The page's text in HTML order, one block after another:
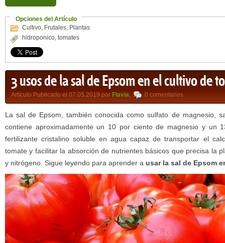
Opciones del Artículo
Cultivo, Frutales, Plantas
hidroponico, tomates
3 usos de la sal de Epsom en el cultivo de
Artículo Publicado el 07.05.2019 por Flavia, 0 comentarios
La sal de Epsom, también conocida como sulfato de magnesio,
contiene aproximadamente un 10 por ciento de magnesio y un
fertilizante cristalino soluble en agua capaz de transportar el
tomate y facilitar la absorción de nutrientes básicos que precisa la
y nitrógeno. Sigue leyendo para aprender a usar la sal de Epsom